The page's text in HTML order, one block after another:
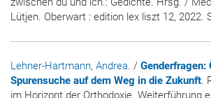
Lütjen. Oberwart : edition lex liszt 12, 2022.
Lehner-Hartmann, Andrea. / Genderfragen:
Spurensuche auf dem Weg in die Zukunft.
im Horizont der Orthodoxie. Weiterführung